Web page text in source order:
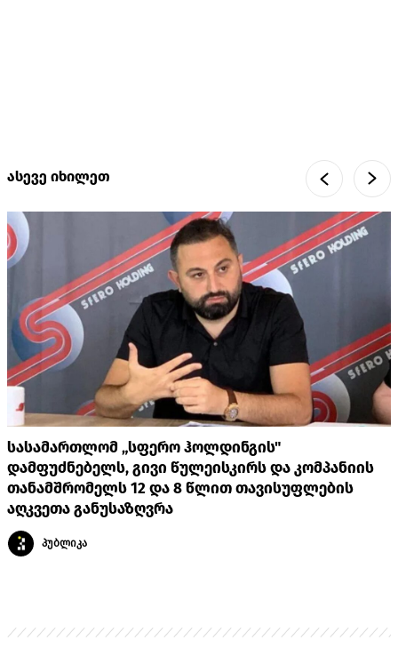
ასევე იხილეთ
სასამართლომ „სფერო ჰოლდინგის"
დამფუძნებელს, გივი წულეისკირს და კომპანიის
თანამშრომელს 12 და 8 წლით თავისუფლების
აღკვეთა განუსაზღვრა
პუბლიკა